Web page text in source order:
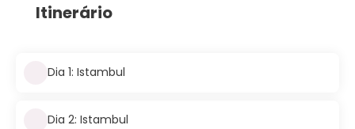
Itinerário
Dia 1: Istambul
Dia 2: Istambul